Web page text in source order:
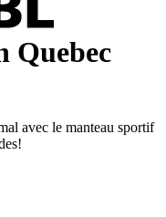
Quebec
avec le manteau sportif